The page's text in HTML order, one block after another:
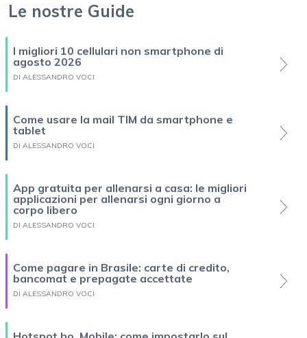
Le nostre Guide
I migliori 10 cellulari non smartphone di
agosto 2026
DI ALESSANDRO VOCI
Come usare la mail TIM da smartphone e
tablet
DI ALESSANDRO VOCI
App gratuita per allenarsi a casa: le migliori
applicazioni per allenarsi ogni giorno a
corpo libero
DI ALESSANDRO VOCI
Come pagare in Brasile: carte di credito,
bancomat e prepagate accettate
DI ALESSANDRO VOCI